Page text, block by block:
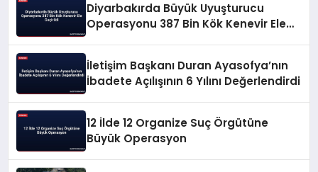
Diyarbakırda Büyük Uyuşturucu
Operasyonu 387 Bin Kök Kenevir Ele
İletişim Başkanı Duran Ayasofya’nın
İbadete Açılışının 6 Yılını Değerlendirdi
12 İlde 12 Organize Suç Örgütüne
Büyük Operasyon